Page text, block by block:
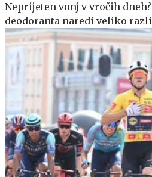
Neprijeten vonj v vročih
deodoranta naredi veliko